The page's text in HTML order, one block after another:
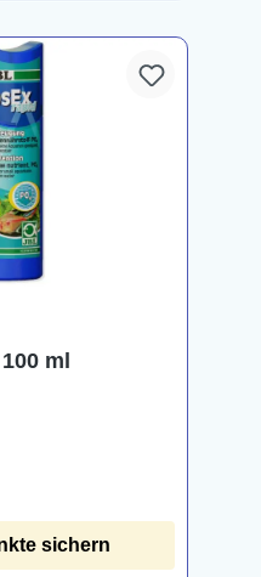
ml
sichern